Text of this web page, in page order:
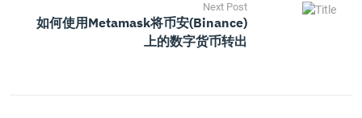
Next Post
如何使用Metamask将币安(Binance)
上的数字货币转出